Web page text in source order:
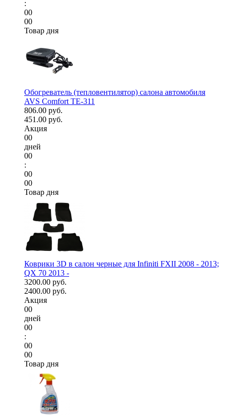
:
00
00
Товар дня
Обогреватель (тепловентилятор) салона автомобиля
AVS Comfort TE-311
806.00 руб.
451.00 руб.
Акция
00
дней
00
:
00
00
Товар дня
Коврики 3D в салон черные для Infiniti FXII 2008 - 2013;
QX 70 2013 -
3200.00 руб.
2400.00 руб.
Акция
00
дней
00
:
00
00
Товар дня